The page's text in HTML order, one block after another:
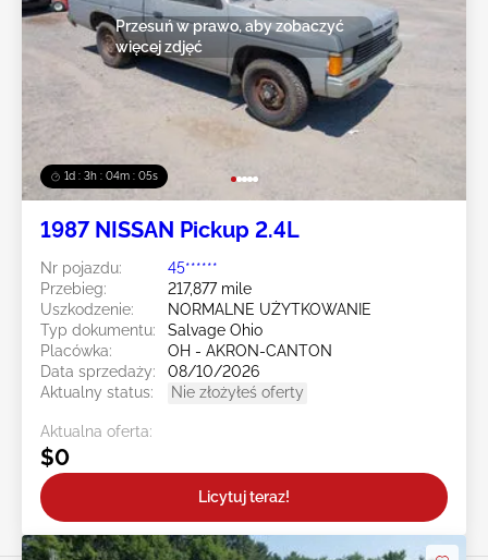
1d : 3h : 04m : 02s
Przesuń w prawo, aby zobaczyć
więcej zdjęć
1987 NISSAN Pickup 2.4L
Nr pojazdu:
45******
Przebieg:
217,877 mile
Uszkodzenie:
NORMALNE UŻYTKOWANIE
Typ dokumentu:
Salvage Ohio
Placówka:
OH - AKRON-CANTON
Data sprzedaży:
08/10/2026
Aktualny status:
Nie złożyłeś oferty
Aktualna oferta:
$0
Licytuj teraz!